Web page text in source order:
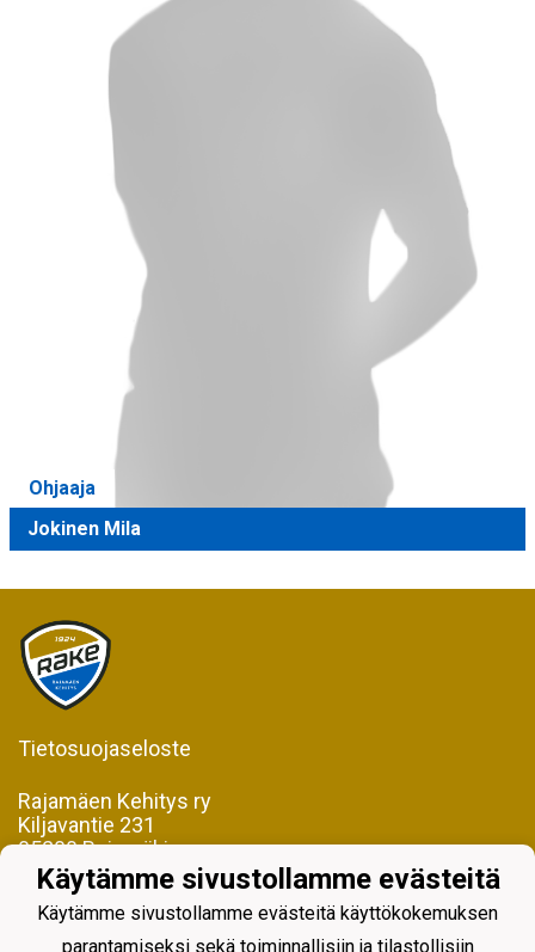
Ohjaaja
Jokinen Mila
Tietosuojaseloste
Rajamäen Kehitys ry
Kiljavantie 231
05200 Rajamäki
Y-tunnus 0598128-2
Käytämme sivustollamme evästeitä
Käytämme sivustollamme evästeitä käyttökokemuksen
parantamiseksi sekä toiminnallisiin ja tilastollisiin